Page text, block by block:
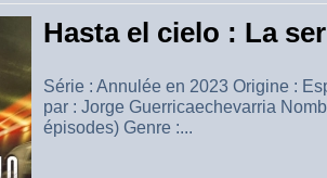
Hasta el cielo : La
Série : Annulée en 2023 Origine :
par : Jorge Guerricaechevarria
épisodes) Genre :...